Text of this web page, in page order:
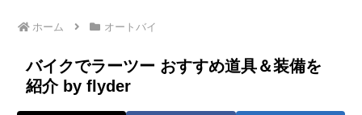
ホーム オートバイ
バイクでラーツー おすすめ道具＆装備を
紹介 by flyder